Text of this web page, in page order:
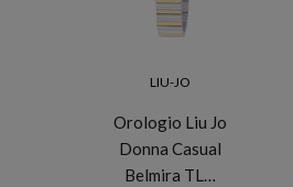
LIU-JO
Orologio Liu Jo
Donna Casual
Belmira TL…